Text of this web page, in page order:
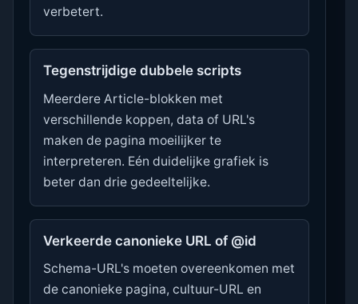
verbetert.
Tegenstrijdige dubbele scripts
Meerdere Article-blokken met
verschillende koppen, data of URL's
maken de pagina moeilijker te
interpreteren. Eén duidelijke grafiek is
beter dan drie gedeeltelijke.
Verkeerde canonieke URL of @id
Schema-URL's moeten overeenkomen met
de canonieke pagina, cultuur-URL en